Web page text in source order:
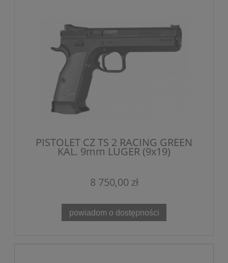
PISTOLET CZ TS 2 RACING GREEN
KAL. 9mm LUGER (9x19)
8 750,00 zł
powiadom o dostępności